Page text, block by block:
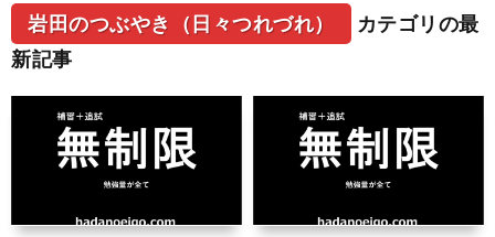
岩田のつぶやき（日々つれづれ）
カテゴリの最
新記事